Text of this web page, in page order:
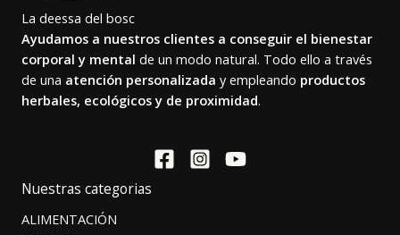
La deessa del bosc
Ayudamos a nuestros clientes a conseguir el bienestar
corporal y mental de un modo natural. Todo ello a través
de una atención personalizada y empleando productos
herbales, ecológicos y de proximidad.
Nuestras categorias
ALIMENTACIÓN